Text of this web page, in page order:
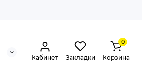
Кабинет Закладки
0
Корзина